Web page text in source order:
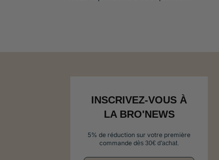
INSCRIVEZ-VOUS À
LA BRO'NEWS
5% de réduction sur votre première
commande dès 30€ d'achat.